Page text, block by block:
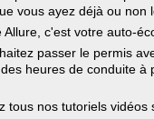
vous ayez déjà ou non
Allure, c'est votre auto-
passer le permis
heures de conduite à
tous nos tutoriels vidéos